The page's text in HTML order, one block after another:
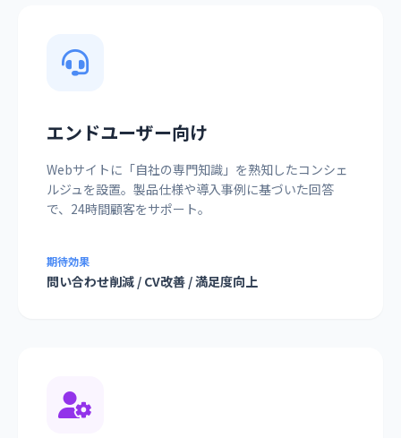
エンドユーザー向け
Webサイトに「自社の専門知識」を熟知したコンシェ
ルジュを設置。製品仕様や導入事例に基づいた回答
で、24時間顧客をサポート。
期待効果
問い合わせ削減 / CV改善 / 満足度向上